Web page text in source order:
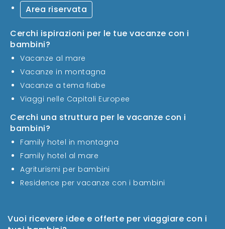
Vuoi ricevere idee e offerte per viaggiare con i
Area riservata
Cerchi ispirazioni per le tue vacanze con i
bambini?
Vacanze al mare
Vacanze in montagna
Vacanze a tema fiabe
Viaggi nelle Capitali Europee
Cerchi una struttura per le vacanze con i
bambini?
Family hotel in montagna
Family hotel al mare
Agriturismi per bambini
Residence per vacanze con i bambini